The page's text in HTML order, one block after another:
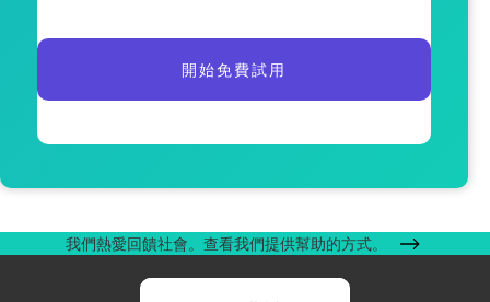
開始免費試用
我們熱愛回饋社會。查看我們提供幫助的方式。